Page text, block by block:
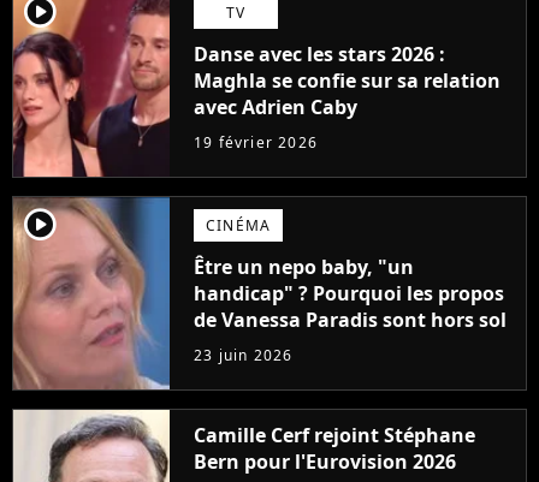
player2 TV
Danse avec les stars 2026 :
Maghla se confie sur sa relation
avec Adrien Caby
19 février 2026
player2 CINÉMA
Être un nepo baby, "un
handicap" ? Pourquoi les propos
de Vanessa Paradis sont hors sol
23 juin 2026
Camille Cerf rejoint Stéphane
Bern pour l'Eurovision 2026